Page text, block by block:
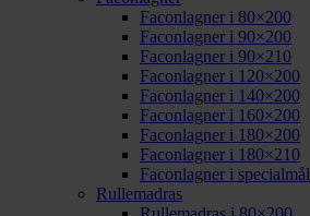
Faconlagner i 80×200
Faconlagner i 90×200
Faconlagner i 90×210
Faconlagner i 120×200
Faconlagner i 140×200
Faconlagner i 160×200
Faconlagner i 180×200
Faconlagner i 180×210
Faconlagner i specialmål
Rullemadras